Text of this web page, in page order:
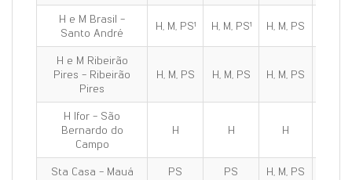
H e M Brasil -
Santo André
H, M, PS¹ H, M, PS¹ H, M, PS
H e M Ribeirão
Pires - Ribeirão
Pires
H, M, PS H, M, PS H, M, PS
H Ifor - São
Bernardo do
Campo
H H H
Sta Casa - Mauá PS PS H, M, PS